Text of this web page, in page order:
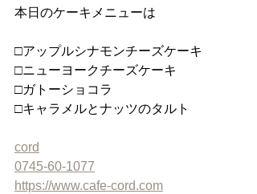
本日のケーキメニューは
□アップルシナモンチーズケーキ
□ニューヨークチーズケーキ
□ガトーショコラ
□キャラメルとナッツのタルト
cord
0745-60-1077
https://www.cafe-cord.com